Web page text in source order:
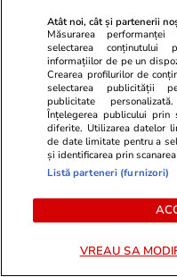
Libertateapentrufemei.ro
Ultima oră! A murit
noastră actriță!
iubit-o în filmul lui
de tânără, atât de
Acum e împreună
regretatul realizator
ȘTIRI ROMÂNIA
Atât noi, cât și partenerii
Măsurarea
selectarea conținutului
informațiilor de pe un
Crearea profilurilor de
selectarea publicității
publicitate
Înțelegerea publicului
diferite. Utilizarea datelor
de date limitate pentru a
și identificarea prin
Listă parteneri (furnizori)
VREAU SA